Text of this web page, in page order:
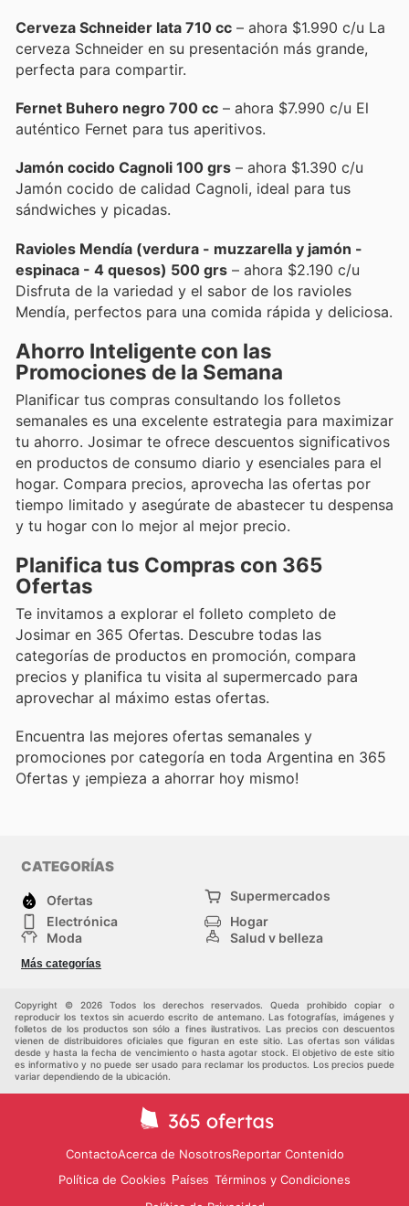
Cerveza Schneider lata 710 cc – ahora $1.990 c/u La
cerveza Schneider en su presentación más grande,
perfecta para compartir.
Fernet Buhero negro 700 cc – ahora $7.990 c/u El
auténtico Fernet para tus aperitivos.
Jamón cocido Cagnoli 100 grs – ahora $1.390 c/u
Jamón cocido de calidad Cagnoli, ideal para tus
sándwiches y picadas.
Ravioles Mendía (verdura - muzzarella y jamón -
espinaca - 4 quesos) 500 grs – ahora $2.190 c/u
Disfruta de la variedad y el sabor de los ravioles
Mendía, perfectos para una comida rápida y deliciosa.
Ahorro Inteligente con las
Promociones de la Semana
Planificar tus compras consultando los folletos
semanales es una excelente estrategia para maximizar
tu ahorro. Josimar te ofrece descuentos significativos
en productos de consumo diario y esenciales para el
hogar. Compara precios, aprovecha las ofertas por
tiempo limitado y asegúrate de abastecer tu despensa
y tu hogar con lo mejor al mejor precio.
Planifica tus Compras con 365
Ofertas
Te invitamos a explorar el folleto completo de
Josimar en 365 Ofertas. Descubre todas las
categorías de productos en promoción, compara
precios y planifica tu visita al supermercado para
aprovechar al máximo estas ofertas.
Encuentra las mejores ofertas semanales y
promociones por categoría en toda Argentina en 365
Ofertas y ¡empieza a ahorrar hoy mismo!
CATEGORÍAS
Ofertas
Supermercados
Electrónica
Hogar
Moda
Salud y belleza
Deportes
Más categorías
Copyright © 2026 Todos los derechos reservados. Queda prohibido copiar o
reproducir los textos sin acuerdo escrito de antemano. Las fotografías, imágenes y
folletos de los productos son sólo a fines ilustrativos. Las precios con descuentos
vienen de distribuidores oficiales que figuran en este sitio. Las ofertas son válidas
desde y hasta la fecha de vencimiento o hasta agotar stock. El objetivo de este sitio
es informativo y no puede ser usado para reclamar los productos. Los precios puede
variar dependiendo de la ubicación.
ContactoAcerca de NosotrosReportar Contenido
Política de Cookies Países Términos y Condiciones